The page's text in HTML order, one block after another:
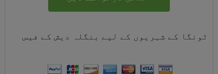
ٹونگا کے شہریوں کے لیے بنگلہ دیش کے فیس